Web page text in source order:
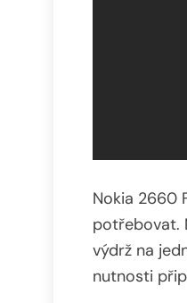
Nokia 2660
potřebovat.
výdrž na
nutnosti